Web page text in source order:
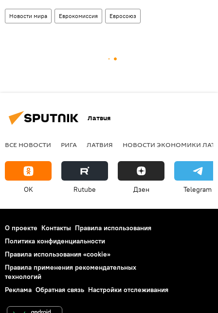
Новости мира Еврокомиссия Евросоюз
Латвия
ВСЕ НОВОСТИ РИГА ЛАТВИЯ НОВОСТИ ЭКОНОМИКИ
OK Rutube Дзен Telegram
О проекте Контакты Правила использования
Политика конфиденциальности
Правила использования «cookie»
Правила применения рекомендательных
технологий
Реклама Обратная связь Настройки отслеживания